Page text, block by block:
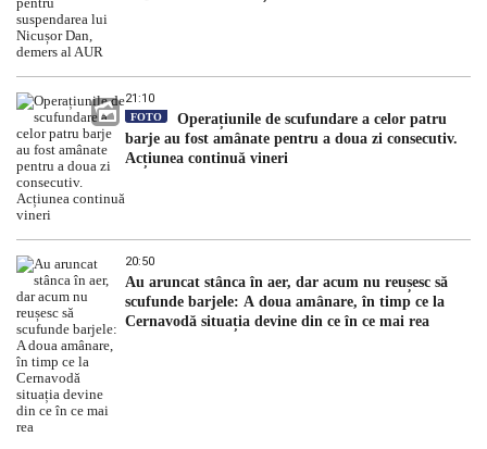
21:10
FOTO
Operațiunile de scufundare a celor patru
barje au fost amânate pentru a doua zi consecutiv.
Acțiunea continuă vineri
20:50
Au aruncat stânca în aer, dar acum nu reușesc să
scufunde barjele: A doua amânare, în timp ce la
Cernavodă situația devine din ce în ce mai rea